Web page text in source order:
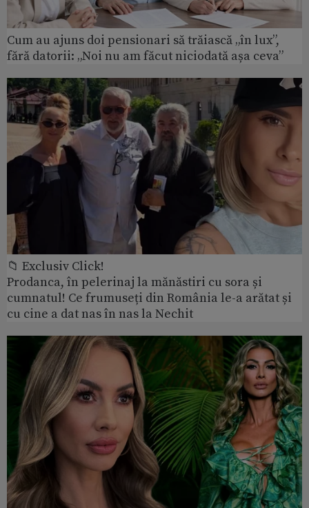
Cum au ajuns doi pensionari să trăiască „în lux”,
fără datorii: „Noi nu am făcut niciodată așa ceva”
📁 Exclusiv Click!
Prodanca, în pelerinaj la mănăstiri cu sora și
cumnatul! Ce frumuseți din România le-a arătat și
cu cine a dat nas în nas la Nechit